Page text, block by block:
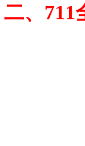
二、711